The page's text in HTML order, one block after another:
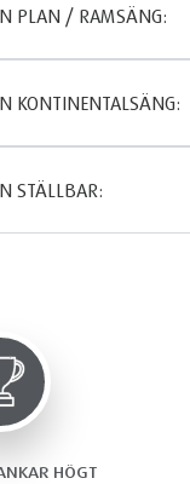
PLAN / RAMSÄNG:
KONTINENTALSÄNG:
STÄLLBAR:
HÖGT